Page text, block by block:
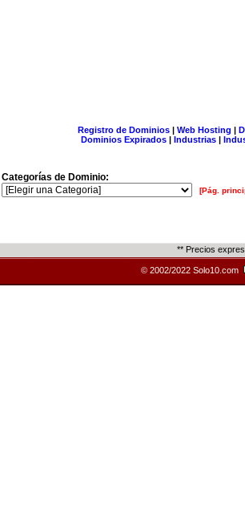
Registro de Dominios| Web Hosting |
Dominios Expirados | Industrias |
Categorías de Dominio:
[Pág.
** Precios
© 2002/2022 Solo10.com